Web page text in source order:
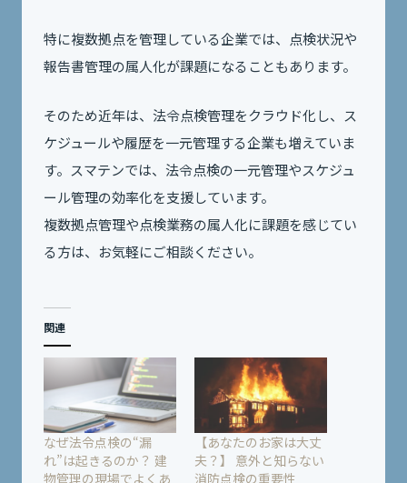
特に複数拠点を管理している企業では、点検状況や
報告書管理の属人化が課題になることもあります。
そのため近年は、法令点検管理をクラウド化し、ス
ケジュールや履歴を一元管理する企業も増えていま
す。スマテンでは、法令点検の一元管理やスケジュ
ール管理の効率化を支援しています。
複数拠点管理や点検業務の属人化に課題を感じてい
る方は、お気軽にご相談ください。
関連
なぜ法令点検の“漏
れ”は起きるのか？ 建
物管理の現場でよくあ
【あなたのお家は大丈
夫？】 意外と知らない
消防点検の重要性